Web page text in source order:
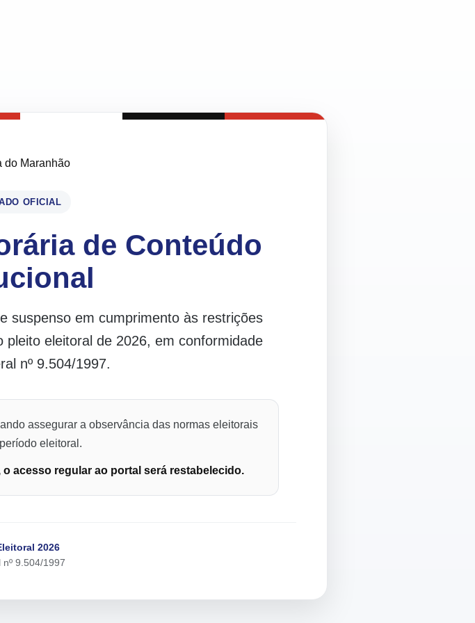
OFICIAL
de Conteúdo
suspenso em cumprimento às restrições
eleitoral de 2026, em conformidade
nº 9.504/1997.
assegurar a observância das normas eleitorais
eleitoral.
acesso regular ao portal será restabelecido.
2026
9.504/1997